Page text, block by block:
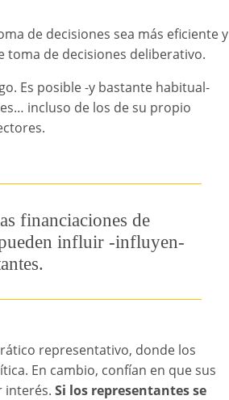
de decisiones sea más eficiente y
toma de decisiones deliberativo.
Es posible -y bastante habitual-
incluso de los de su propio
financiaciones de
influir -influyen-
representativo, donde los
En cambio, confían en que sus
interés.Si los representantes se